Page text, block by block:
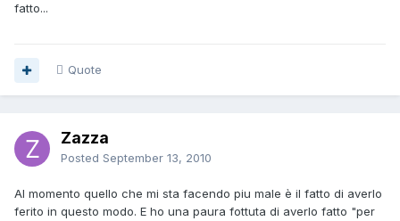
fatto...
Quote
Zazza
Posted September 13, 2010
Al momento quello che mi sta facendo piu male è il fatto di averlo
ferito in questo modo. E ho una paura fottuta di averlo fatto "per